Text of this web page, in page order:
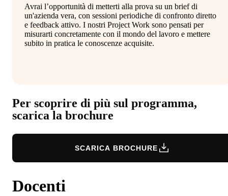
Avrai l’opportunità di metterti alla prova su un brief di
un'azienda vera, con sessioni periodiche di confronto diretto
e feedback attivo. I nostri Project Work sono pensati per
misurarti concretamente con il mondo del lavoro e mettere
subito in pratica le conoscenze acquisite.
Per scoprire di più sul programma,
scarica la brochure
SCARICA BROCHURE
Docenti